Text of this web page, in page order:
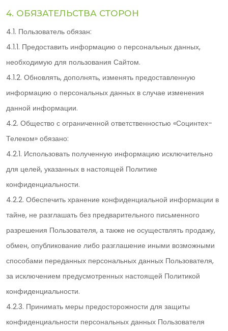
4. ОБЯЗАТЕЛЬСТВА СТОРОН
4.1. Пользователь обязан:
4.1.1. Предоставить информацию о персональных данных,
необходимую для пользования Сайтом.
4.1.2. Обновлять, дополнять, изменять предоставленную
информацию о персональных данных в случае изменения
данной информации.
4.2. Общество с ограниченной ответственностью «Социнтех-
Телеком» обязано:
4.2.1. Использовать полученную информацию исключительно
для целей, указанных в настоящей Политике
конфиденциальности.
4.2.2. Обеспечить хранение конфиденциальной информации в
тайне, не разглашать без предварительного письменного
разрешения Пользователя, а также не осуществлять продажу,
обмен, опубликование либо разглашение иными возможными
способами переданных персональных данных Пользователя,
за исключением предусмотренных настоящей Политикой
конфиденциальности.
4.2.3. Принимать меры предосторожности для защиты
конфиденциальности персональных данных Пользователя